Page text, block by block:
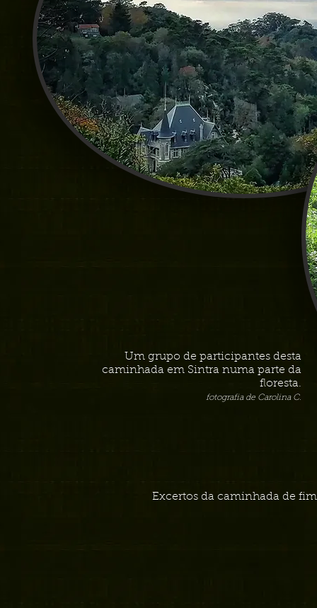
Um grupo de participantes desta
caminhada em Sintra numa parte da
floresta.
fotografia de Carolina C.
Excertos da caminhada de